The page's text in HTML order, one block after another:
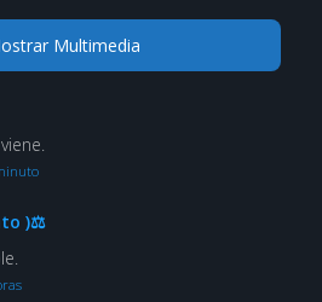
Multimedia
)⚖